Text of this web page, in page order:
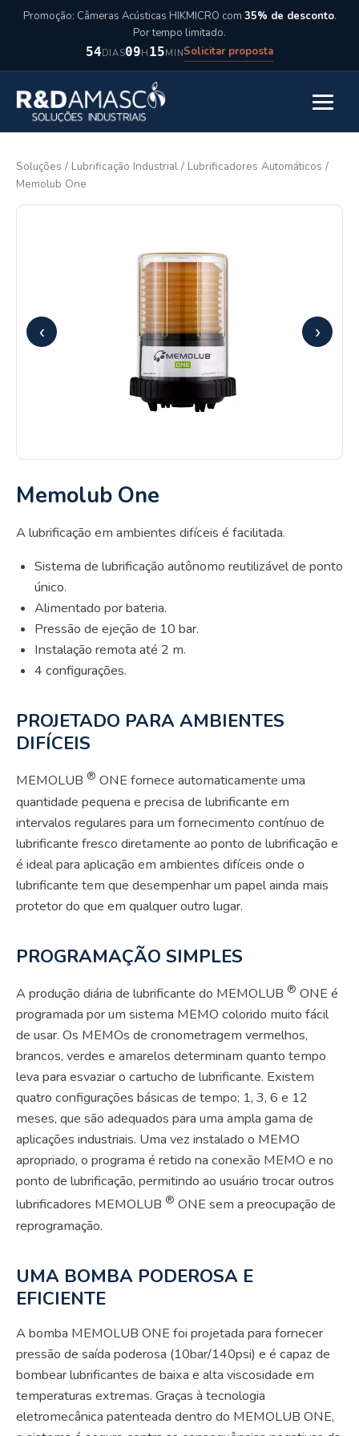
Pular para o conteúdo
Promoção: Câmeras Acústicas HIKMICRO com 35% de desconto.
Por tempo limitado.
54DIAS09H 15MINSolicitar proposta
Abrir
Soluções / Lubrificação Industrial / Lubrificadores Automáticos /
Memolub One
‹ ›
Memolub One
A lubrificação em ambientes difíceis é facilitada.
Sistema de lubrificação autônomo reutilizável de ponto
único.
Alimentado por bateria.
Pressão de ejeção de 10 bar.
Instalação remota até 2 m.
4 configurações.
PROJETADO PARA AMBIENTES
DIFÍCEIS
MEMOLUB ® ONE fornece automaticamente uma
quantidade pequena e precisa de lubrificante em
intervalos regulares para um fornecimento contínuo de
lubrificante fresco diretamente ao ponto de lubrificação e
é ideal para aplicação em ambientes difíceis onde o
lubrificante tem que desempenhar um papel ainda mais
protetor do que em qualquer outro lugar.
PROGRAMAÇÃO SIMPLES
A produção diária de lubrificante do MEMOLUB ® ONE é
programada por um sistema MEMO colorido muito fácil
de usar. Os MEMOs de cronometragem vermelhos,
brancos, verdes e amarelos determinam quanto tempo
leva para esvaziar o cartucho de lubrificante. Existem
quatro configurações básicas de tempo; 1, 3, 6 e 12
meses, que são adequados para uma ampla gama de
aplicações industriais. Uma vez instalado o MEMO
apropriado, o programa é retido na conexão MEMO e no
ponto de lubrificação, permitindo ao usuário trocar outros
lubrificadores MEMOLUB ® ONE sem a preocupação de
reprogramação.
UMA BOMBA PODEROSA E
EFICIENTE
A bomba MEMOLUB ONE foi projetada para fornecer
pressão de saída poderosa (10bar/140psi) e é capaz de
bombear lubrificantes de baixa e alta viscosidade em
temperaturas extremas. Graças à tecnologia
eletromecânica patenteada dentro do MEMOLUB ONE,